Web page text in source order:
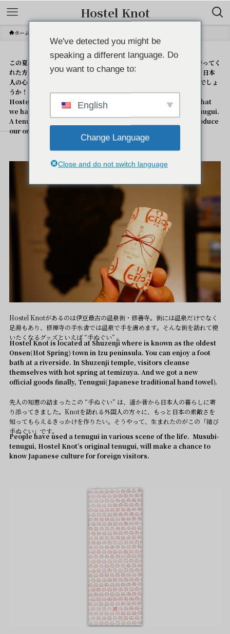
Hostel Knot
ホーム
この夏、Hostel Knot初の公式グッズが発売開始しました。待ちに待ってく
れた方も多いのではないでしょうか。記念すべき公式グッズ第1弾は、日本
人の心「手ぬぐい」です。さてさて、どんな感じに仕上がっているんでしょ
うか！
Hostel Knot’s official goods now on sale!! The first goods that
we had been waiting for is a Japanese traditional towel, tenugui.
A tenugui have been used with Jananese mind. Let me introduce
our original tenugui, Musubi-tenugui.
Hostel Knotがあるのは伊豆最古の温泉街・修善寺。街には温泉だけでなく
足湯もあり、修禅寺の手水舎では温泉で手を清めます。そんな街を訪れて使
いたくなるグッズといえば “手ぬぐい” 。
Hostel Knot is located at Shuzenji where is known as the oldest
Onsen(Hot Spring) town in Izu peninsula. You can enjoy a foot
bath at a riverside. In Shuzenji temple, visitors cleanse
themselves with hot spring at temizuya. And we got a new
official goods finally, Tenugui(Japanese traditional hand towel).
先人の知恵の詰まったこの “手ぬぐい” は、遥か昔から日本人の暮らしに寄
り添ってきました。Knotを訪れる外国人の方々に、もっと日本の素敵さを
知ってもらえるきっかけを作りたい。そうやって、生まれたのがこの「結び
手ぬぐい」です。
People have used a tenugui in various scene of the life. Musubi-
tenugui, Hostel Knot’s original tenugui, will make a chance to
know Japanese culture for foreign visitors.
We've detected you might be
speaking a different language. Do
you want to change to:
English
Change Language
Close and do not switch language